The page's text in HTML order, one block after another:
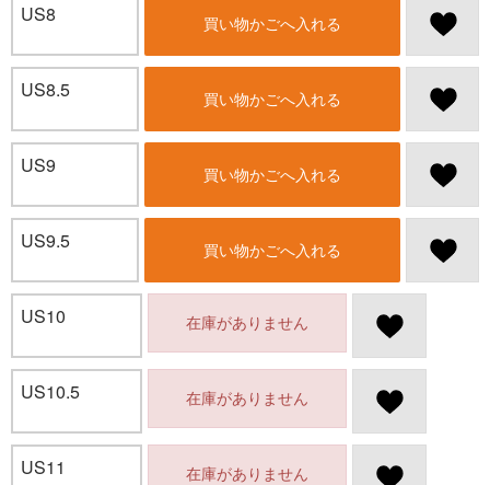
US8 買い物かごへ入れる
US8.5 買い物かごへ入れる
US9 買い物かごへ入れる
US9.5 買い物かごへ入れる
US10 在庫がありません
US10.5 在庫がありません
US11 在庫がありません